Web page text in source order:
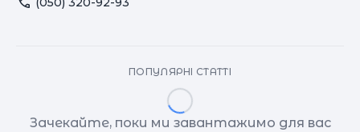
ПОПУЛЯРНІ СТАТТІ
Зачекайте, поки ми завантажимо для вас